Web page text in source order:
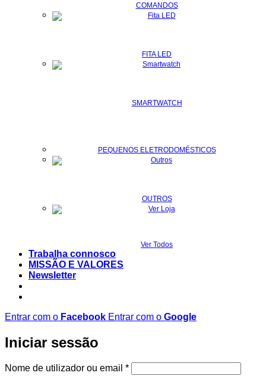
COMANDOS
FITA LED
SMARTWATCH
PEQUENOS ELETRODOMÉSTICOS
OUTROS
Ver Todos
Trabalha connosco
MISSÃO E VALORES
Newsletter
Entrar com o Facebook Entrar com o Google
Iniciar sessão
Nome de utilizador ou email *Obrigatório